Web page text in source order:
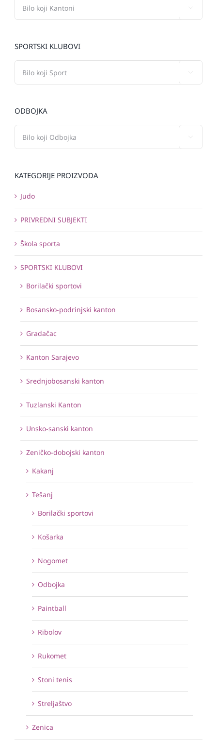
SPORTSKI KLUBOVI
ODBOJKA
KATEGORIJE PROIZVODA
Judo
PRIVREDNI SUBJEKTI
Škola sporta
SPORTSKI KLUBOVI
Borilački sportovi
Bosansko-podrinjski kanton
Gradačac
Kanton Sarajevo
Srednjobosanski kanton
Tuzlanski Kanton
Unsko-sanski kanton
Zeničko-dobojski kanton
Kakanj
Tešanj
Borilački sportovi
Košarka
Nogomet
Odbojka
Paintball
Ribolov
Rukomet
Stoni tenis
Streljaštvo
Zenica